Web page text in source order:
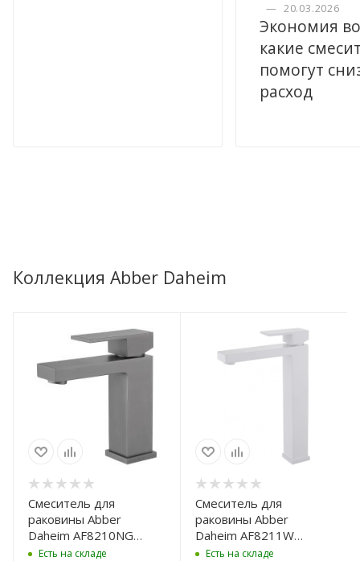
— 20.03.2026
Экономия
какие
помогут
расход
Коллекция Abber Daheim
Смеситель для
раковины Abber
Daheim AF8210NG
никель
Есть на складе
Смеситель для
раковины Abber
Daheim AF8211W
белый матовый
Есть на складе